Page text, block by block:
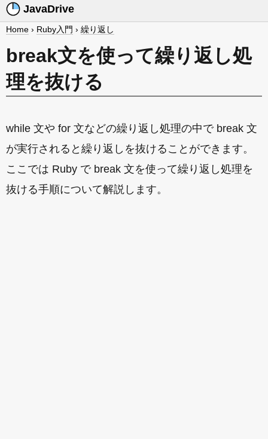
JavaDrive
Home › Ruby入門 › 繰り返し
break文を使って繰り返し処
理を抜ける
while 文や for 文などの繰り返し処理の中で break 文
が実行されると繰り返しを抜けることができます。
ここでは Ruby で break 文を使って繰り返し処理を
抜ける手順について解説します。